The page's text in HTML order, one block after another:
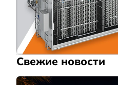
Свежие новости